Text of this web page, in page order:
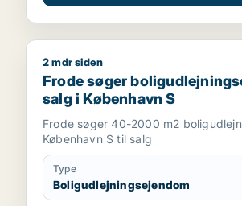
Frode søger
2 mdr siden
Frode søger
salg i København S
Frode søger 40-2000 m2
København S til salg
Type
Boligudlejningsejendom